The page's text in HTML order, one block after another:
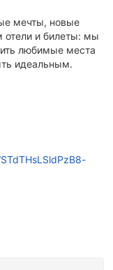
мечты, новые
отели и билеты: мы
любимые места
идеальным.